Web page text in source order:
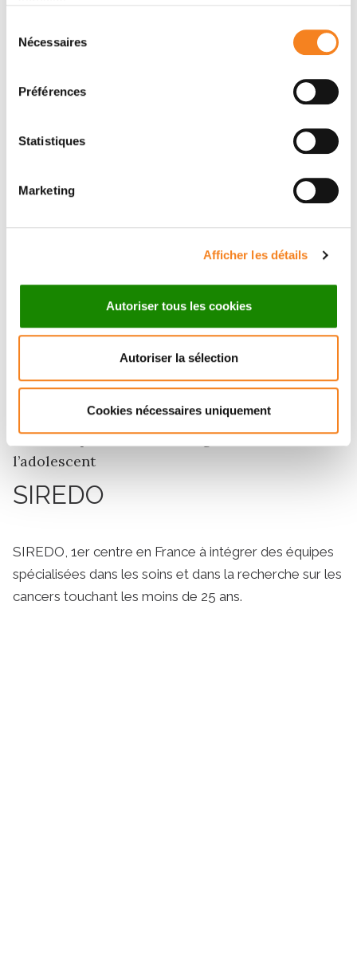
Nécessaires
Préférences
Statistiques
Marketing
Afficher les détails
Autoriser tous les cookies
Autoriser la sélection
Cookies nécessaires uniquement
Symptômes et diagnostic
Recherche
Equipe médicale
Centre expert en cancérologie de l’enfant et de
l’adolescent
SIREDO
SIREDO, 1er centre en France à intégrer des équipes
spécialisées dans les soins et dans la recherche sur les
cancers touchant les moins de 25 ans.